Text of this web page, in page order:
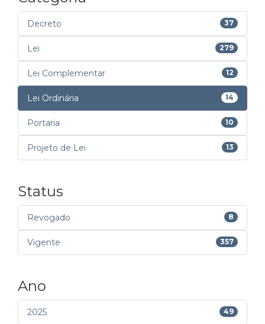
Decreto 37
Lei 279
Lei Complementar 12
Lei Ordinária 14
Portaria 10
Projeto de Lei 13
Status
Revogado 8
Vigente 357
Ano
2025 49